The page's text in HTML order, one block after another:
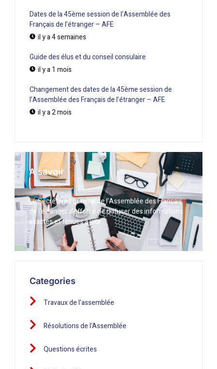
Dates de la 45ème session de l’Assemblée des
Français de l’étranger – AFE
il y a 4 semaines
Guide des élus et du conseil consulaire
il y a 1 mois
Changement des dates de la 45ème session de
l’Assemblée des Français de l’étranger – AFE
il y a 2 mois
A savoir
Le Secrétariat général de l’Assemblée des Français
de l’étranger s’efforce de diffuser des informations
exactes et tenues à jour.
Categories
Travaux de l'assemblée
Résolutions de l'Assemblée
Questions écrites